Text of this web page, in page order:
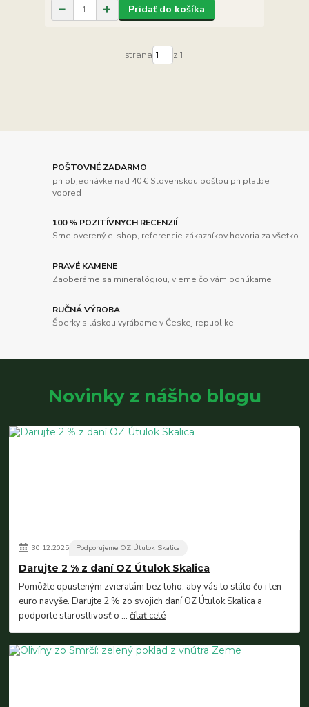
Pridať do košíka
strana z 1
POŠTOVNÉ ZADARMO
pri objednávke nad 40 € Slovenskou poštou pri platbe
vopred
100 % POZITÍVNYCH RECENZIÍ
Sme overený e-shop, referencie zákazníkov hovoria za všetko
PRAVÉ KAMENE
Zaoberáme sa mineralógiou, vieme čo vám ponúkame
RUČNÁ VÝROBA
Šperky s láskou vyrábame v Českej republike
Novinky z nášho blogu
30.12.2025 Podporujeme OZ Útulok Skalica
Darujte 2 % z daní OZ Útulok Skalica
Pomôžte opusteným zvieratám bez toho, aby vás to stálo čo i len
euro navyše. Darujte 2 % zo svojich daní OZ Útulok Skalica a
podporte starostlivosť o ...čítať celé